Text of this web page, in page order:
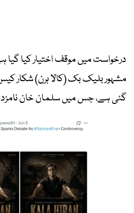
مشہور بلیک بک (کالا ہرن) شکار
گئی ہے، جس میں سلمان خان